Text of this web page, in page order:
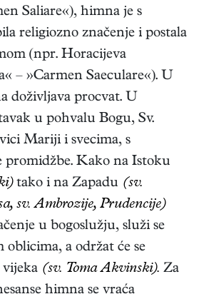
Saliare«), himna je s
religiozno značenje i postala
(npr. Horacijeva
– »Carmen Saeculare«). U
doživljava procvat. U
u pohvalu Bogu, Sv.
Mariji i svecima, s
promidžbe. Kako na Istoku
tako i na Zapadu (sv.
sv. Ambrozije, Prudencije)
u bogoslužju, služi se
a održat će se
(sv. Toma Akvinski). Za
himna se vraća